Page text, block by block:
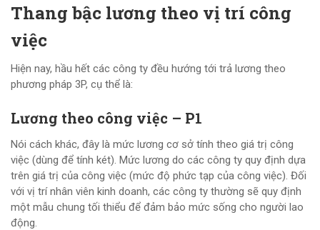
Thang bậc lương theo vị trí công
việc
Hiện nay, hầu hết các công ty đều hướng tới trả lương theo
phương pháp 3P, cụ thể là:
Lương theo công việc – P1
Nói cách khác, đây là mức lương cơ sở tính theo giá trị công
việc (dùng để tính két). Mức lương do các công ty quy định dựa
trên giá trị của công việc (mức độ phức tạp của công việc). Đối
với vị trí nhân viên kinh doanh, các công ty thường sẽ quy định
một mẫu chung tối thiểu để đảm bảo mức sống cho người lao
động.